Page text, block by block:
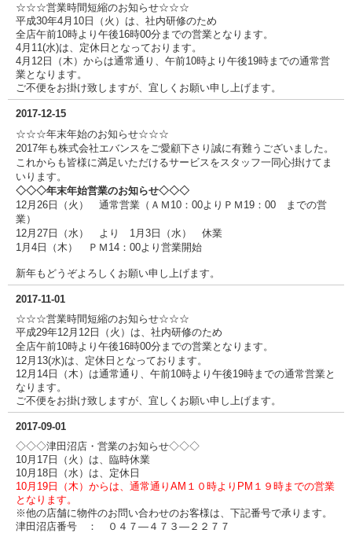
☆☆☆営業時間短縮のお知らせ☆☆☆
平成30年4月10日（火）は、社内研修のため
全店午前10時より午後16時00分までの営業となります。
4月11(水)は、定休日となっております。
4月12日（木）からは通常通り、午前10時より午後19時までの通常営
業となります。
ご不便をお掛け致しますが、宜しくお願い申し上げます。
2017-12-15
☆☆☆年末年始のお知らせ☆☆☆
2017年も株式会社エバンスをご愛顧下さり誠に有難うございました。
これからも皆様に満足いただけるサービスをスタッフ一同心掛けてま
いります。
◇◇◇年末年始営業のお知らせ◇◇◇
12月26日（火） 通常営業（ＡＭ10：00よりＰＭ19：00 までの営
業）
12月27日（水） より 1月3日（水） 休業
1月4日（木） ＰＭ14：00より営業開始
新年もどうぞよろしくお願い申し上げます。
2017-11-01
☆☆☆営業時間短縮のお知らせ☆☆☆
平成29年12月12日（火）は、社内研修のため
全店午前10時より午後16時00分までの営業となります。
12月13(水)は、定休日となっております。
12月14日（木）は通常通り、午前10時より午後19時までの通常営業と
なります。
ご不便をお掛け致しますが、宜しくお願い申し上げます。
2017-09-01
◇◇◇津田沼店・営業のお知らせ◇◇◇
10月17日（火）は、臨時休業
10月18日（水）は、定休日
10月19日（木）からは、通常通りAM１０時よりPM１９時までの営業
となります。
※他の店舗に物件のお問い合わせのお客様は、下記番号で承ります。
津田沼店番号 ： ０４７―４７３―２２７７